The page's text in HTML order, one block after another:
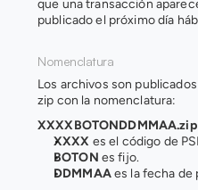
que una transacción
publicado el próximo día
Nomenclatura
Los archivos son
zip con la nomenclatura:
XXXXBOTONDDMMAA.zip
XXXX es el código de
BOTON es fijo.
DDMMAA es la fecha de